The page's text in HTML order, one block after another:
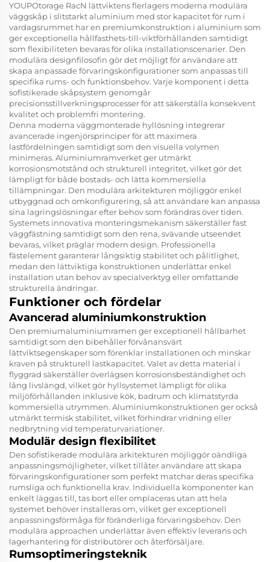
YOUPOtorage RacN lättviktens flerlagers moderna modulära
väggskåp i slitstarkt aluminium med stor kapacitet för rum i
vardagsrummet har en premiumkonstruktion i aluminium som
ger exceptionella hållfasthets-till-viktförhållanden samtidigt
som flexibiliteten bevaras för olika installationscenarier. Den
modulära designfilosofin gör det möjligt för användare att
skapa anpassade förvaringskonfigurationer som anpassas till
specifika rums- och funktionsbehov. Varje komponent i detta
sofistikerade skåpsystem genomgår
precisionsstillverkningsprocesser för att säkerställa konsekvent
kvalitet och problemfri montering.
Denna moderna väggmonterade hyllösning integrerar
avancerade ingenjörsprinciper för att maximera
lastfördelningen samtidigt som den visuella volymen
minimeras. Aluminiumramverket ger utmärkt
korrosionsmotstånd och strukturell integritet, vilket gör det
lämpligt för både bostads- och lätta kommersiella
tillämpningar. Den modulära arkitekturen möjliggör enkel
utbyggnad och omkonfigurering, så att användare kan anpassa
sina lagringslösningar efter behov som förändras över tiden.
Systemets innovativa monteringsmekanism säkerställer fast
väggfästning samtidigt som den rena, svävande utseendet
bevaras, vilket präglar modern design. Professionella
fästelement garanterar långsiktig stabilitet och pålitlighet,
medan den lättviktiga konstruktionen underlättar enkel
installation utan behov av specialverktyg eller omfattande
strukturella ändringar.
Funktioner och fördelar
Avancerad aluminiumkonstruktion
Den premiumaluminiumramen ger exceptionell hållbarhet
samtidigt som den bibehåller förvånansvärt
lättviktsegenskaper som förenklar installationen och minskar
kraven på strukturell lastkapacitet. Valet av detta material i
flyggrad säkerställer överlägsen korrosionsbeständighet och
lång livslängd, vilket gör hyllsystemet lämpligt för olika
miljöförhållanden inklusive kök, badrum och klimatstyrda
kommersiella utrymmen. Aluminiumkonstruktionen ger också
utmärkt termisk stabilitet, vilket förhindrar vridning eller
nedbrytning vid temperaturvariationer.
Modulär design flexibilitet
Den sofistikerade modulära arkitekturen möjliggör oändliga
anpassningsmöjligheter, vilket tillåter användare att skapa
förvaringskonfigurationer som perfekt matchar deras specifika
rumsliga och funktionella krav. Individuella komponenter kan
enkelt läggas till, tas bort eller omplaceras utan att hela
systemet behöver installeras om, vilket ger exceptionell
anpassningsförmåga för föränderliga förvaringsbehov. Den
modulära approachen underlättar även effektiv leverans och
lagerhantering för distributörer och återförsäljare.
Rumsoptimeringsteknik